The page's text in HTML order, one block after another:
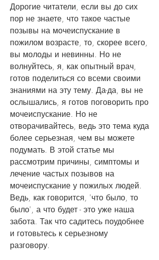
Дорогие читатели, если вы до сих
пор не знаете, что такое частые
позывы на мочеиспускание в
пожилом возрасте, то, скорее всего,
вы молоды и невинны. Но не
волнуйтесь, я, как опытный врач,
готов поделиться со всеми своими
знаниями на эту тему. Да-да, вы не
ослышались, я готов поговорить про
мочеиспускание. Но не
отворачивайтесь, ведь это тема куда
более серьезная, чем вы можете
подумать. В этой статье мы
рассмотрим причины, симптомы и
лечение частых позывов на
мочеиспускание у пожилых людей.
Ведь, как говорится, 'что было, то
было', а что будет - это уже наша
забота. Так что садитесь поудобнее
и готовьтесь к серьезному
разговору.